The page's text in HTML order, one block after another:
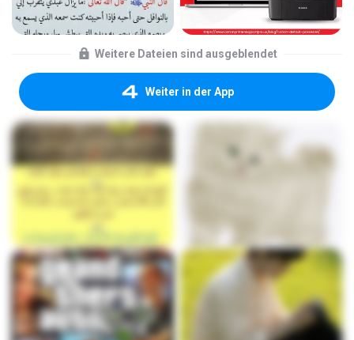
Weitere Dateien sind ausgeblendet
Weiter in der App